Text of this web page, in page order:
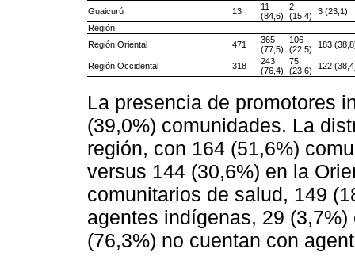
Guaicurú 13
11
(84,6)
2
(15,4)
3 (23,1)
Región
Región Oriental
471
365
(77,5)
106
(22,5)
183
Región Occidental 318
243
(76,4)
75
(23,6)
122
La presencia de promotores
(39,0%) comunidades. La
región, con 164 (51,6%)
versus 144 (30,6%) en la
comunitarios de salud, 149
agentes indígenas, 29
(76,3%) no cuentan con